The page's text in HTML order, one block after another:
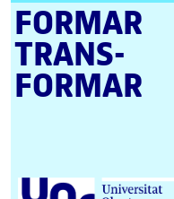
FORMAR
TRANS­
FORMAR
Universitat Oberta de